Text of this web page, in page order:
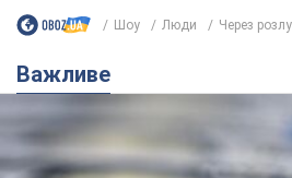
Банки "готуються" до
українцям розповіли, чого